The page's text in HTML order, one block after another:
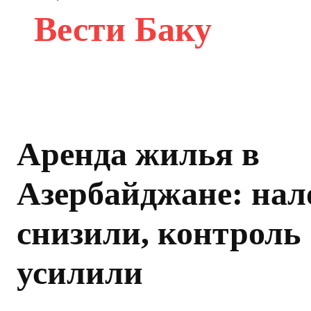
Вести Баку
Аренда жилья в
Азербайджане:
снизили, контроль
усилили